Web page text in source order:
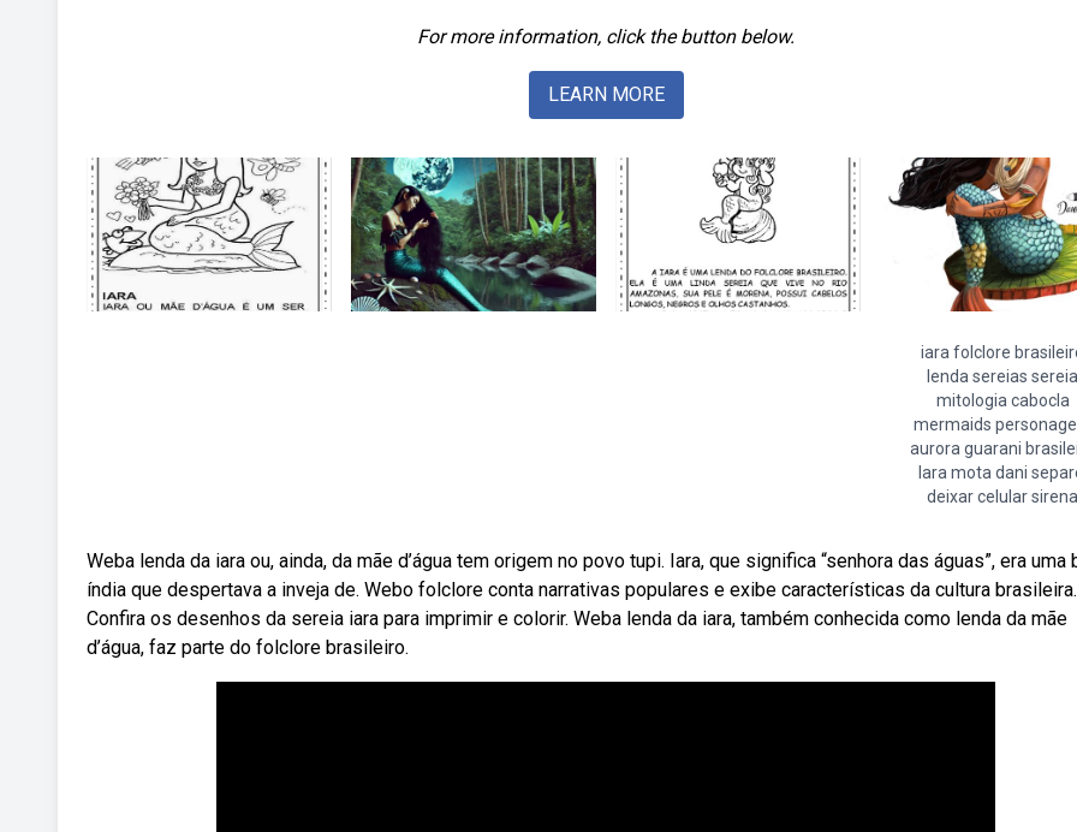
For more information, click the button below.
LEARN MORE
iara folclore
lenda sereias sereia
mitologia cabocla
mermaids
aurora guarani
lara mota dani
deixar celular sirena
Weba lenda da iara ou, ainda, da mãe d’água tem origem no povo tupi. Iara, que significa “senhora das águas”, era uma
índia que despertava a inveja de. Webo folclore conta narrativas populares e exibe características da cultura brasileira.
Confira os desenhos da sereia iara para imprimir e colorir. Weba lenda da iara, também conhecida como lenda da mãe
d’água, faz parte do folclore brasileiro.